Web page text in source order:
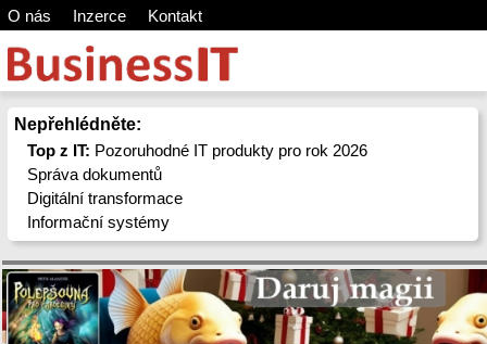
O nás Inzerce Kontakt
Nepřehlédněte:
Top z IT: Pozoruhodné IT produkty pro rok 2026
Správa dokumentů
Digitální transformace
Informační systémy